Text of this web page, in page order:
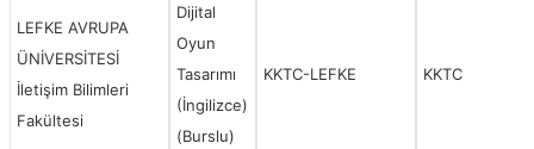
LEFKE AVRUPA
ÜNİVERSİTESİ
İletişim Bilimleri
Fakültesi
Dijital
Oyun
Tasarımı
(İngilizce)
(Burslu)
KKTC-LEFKE KKTC